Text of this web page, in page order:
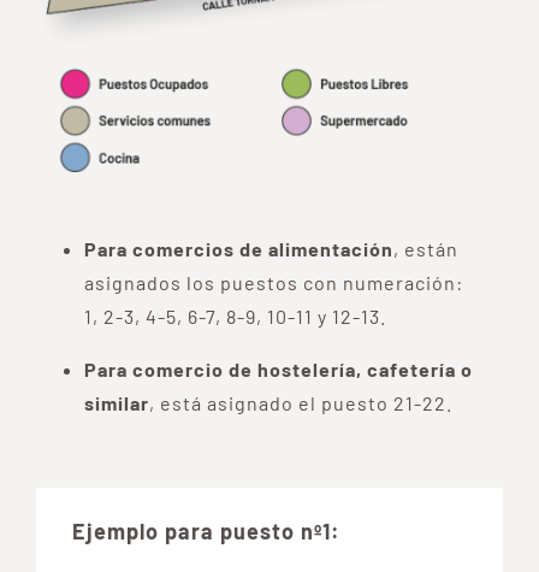
Para comercios de alimentación, están
asignados los puestos con numeración:
1, 2-3, 4-5, 6-7, 8-9, 10-11 y 12-13.
Para comercio de hostelería, cafetería o
similar, está asignado el puesto 21-22.
Ejemplo para puesto nº1: